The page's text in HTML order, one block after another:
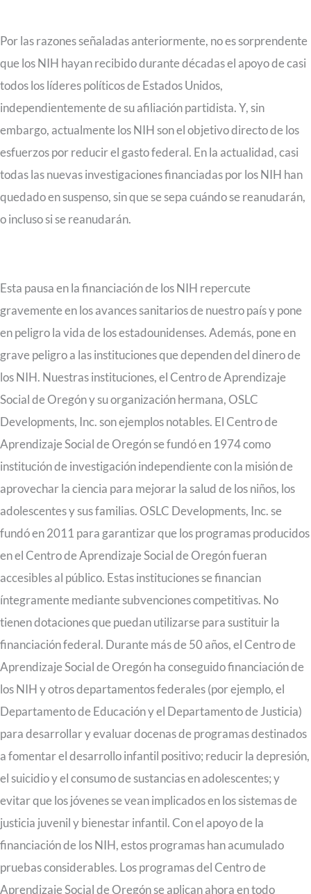
Por las razones señaladas anteriormente, no es sorprendente
que los NIH hayan recibido durante décadas el apoyo de casi
todos los líderes políticos de Estados Unidos,
independientemente de su afiliación partidista. Y, sin
embargo, actualmente los NIH son el objetivo directo de los
esfuerzos por reducir el gasto federal. En la actualidad, casi
todas las nuevas investigaciones financiadas por los NIH han
quedado en suspenso, sin que se sepa cuándo se reanudarán,
o incluso si se reanudarán.
Esta pausa en la financiación de los NIH repercute
gravemente en los avances sanitarios de nuestro país y pone
en peligro la vida de los estadounidenses. Además, pone en
grave peligro a las instituciones que dependen del dinero de
los NIH. Nuestras instituciones, el Centro de Aprendizaje
Social de Oregón y su organización hermana, OSLC
Developments, Inc. son ejemplos notables. El Centro de
Aprendizaje Social de Oregón se fundó en 1974 como
institución de investigación independiente con la misión de
aprovechar la ciencia para mejorar la salud de los niños, los
adolescentes y sus familias. OSLC Developments, Inc. se
fundó en 2011 para garantizar que los programas producidos
en el Centro de Aprendizaje Social de Oregón fueran
accesibles al público. Estas instituciones se financian
íntegramente mediante subvenciones competitivas. No
tienen dotaciones que puedan utilizarse para sustituir la
financiación federal. Durante más de 50 años, el Centro de
Aprendizaje Social de Oregón ha conseguido financiación de
los NIH y otros departamentos federales (por ejemplo, el
Departamento de Educación y el Departamento de Justicia)
para desarrollar y evaluar docenas de programas destinados
a fomentar el desarrollo infantil positivo; reducir la depresión,
el suicidio y el consumo de sustancias en adolescentes; y
evitar que los jóvenes se vean implicados en los sistemas de
justicia juvenil y bienestar infantil. Con el apoyo de la
financiación de los NIH, estos programas han acumulado
pruebas considerables. Los programas del Centro de
Aprendizaje Social de Oregón se aplican ahora en todo